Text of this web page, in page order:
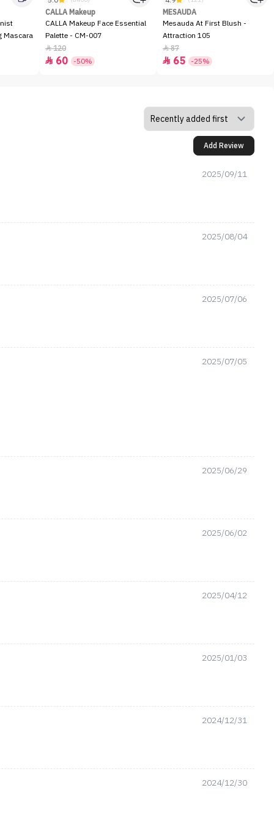
Mascara
CALLA Makeup
CALLA Makeup Face Essential
Palette - CM-007
120
 60 -50%
MESAUDA
Mesauda At First Blush -
Attraction 105
87
 65 -25%
Add Review
2025/09/11
2025/08/04
2025/07/06
2025/07/05
2025/06/29
2025/06/02
2025/04/12
2025/01/03
2024/12/31
2024/12/30